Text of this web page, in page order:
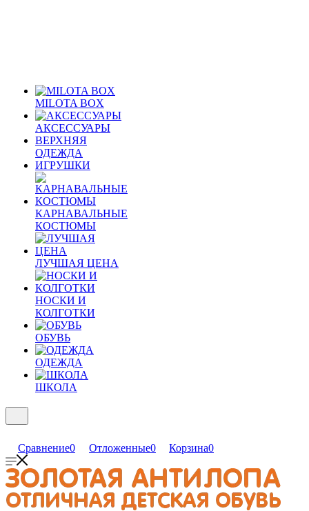
MILOTA BOX
АКСЕССУАРЫ
ВЕРХНЯЯ
ОДЕЖДА
ИГРУШКИ
КАРНАВАЛЬНЫЕ
КОСТЮМЫ
ЛУЧШАЯ ЦЕНА
НОСКИ И
КОЛГОТКИ
ОБУВЬ
ОДЕЖДА
ШКОЛА
Сравнение0 Отложенные0 Корзина0